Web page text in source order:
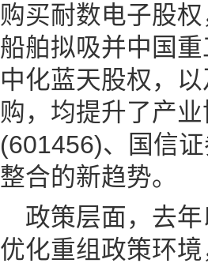
购买耐数电子股
船舶拟吸并中国
中化蓝天股权，
购，均提升了产
(601456)、国信
整合的新趋势。
政策层面，去
优化重组政策环